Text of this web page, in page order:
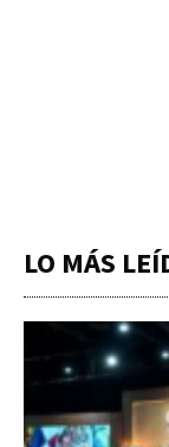
LO MÁS